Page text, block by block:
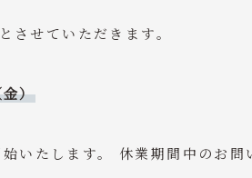
させていただきます。
）
いたします。 休業期間中のお問